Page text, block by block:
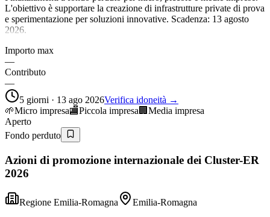
L'obiettivo è supportare la creazione di infrastrutture private di prova
e sperimentazione per soluzioni innovative. Scadenza: 13 agosto
2026.
Importo max
—
Contributo
—
5 giorni · 13 ago 2026Verifica idoneità →
🌱Micro impresa🏬Piccola impresa 🏢 Media impresa
Aperto
Fondo perduto
Azioni di promozione internazionale dei Cluster-ER
2026
Regione Emilia-Romagna
Emilia-Romagna